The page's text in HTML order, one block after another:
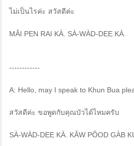
ไม่เป็นไรค่ะ สวัสดีค่ะ
MÂI PEN RAI KÀ. SÀ-WÀD-DEE KÀ.
------------
A: Hello, may I speak to Khun Bua
สวัสดีค่ะ ขอพูดกับคุณบัวได้ไหมครับ
SÀ-WÀD-DEE KÀ. KǍW PÔOD GÀB